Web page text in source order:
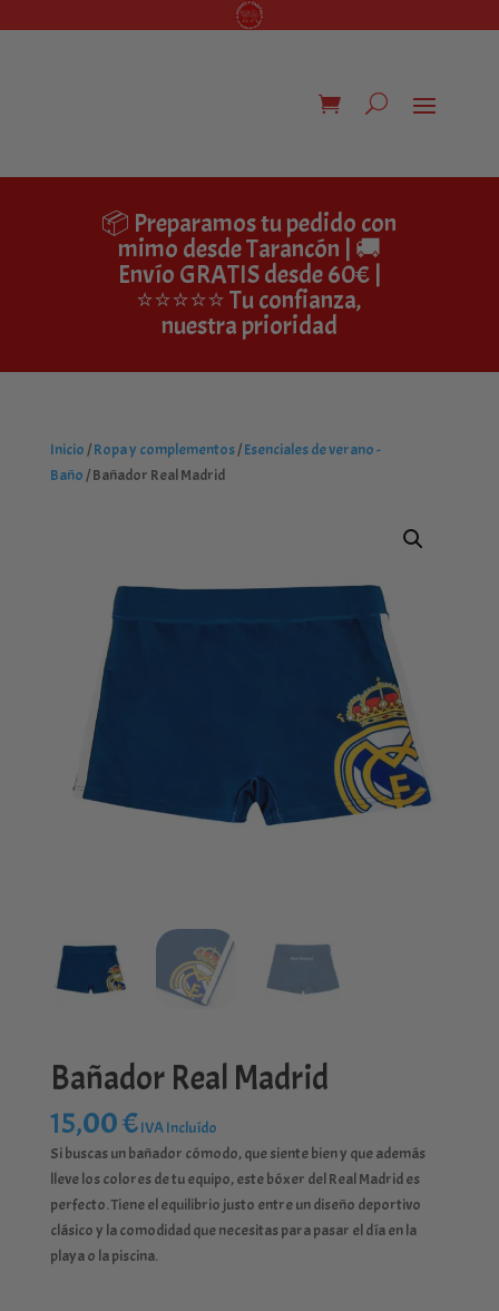
📦 Preparamos tu pedido con
mimo desde Tarancón | 🚚
Envío GRATIS desde 60€ |
⭐⭐⭐⭐⭐ Tu confianza,
nuestra prioridad
Inicio /Ropa y complementos/Esenciales de verano -
Baño / Bañador Real Madrid
Bañador Real Madrid
15,00€IVA Incluído
Si buscas un bañador cómodo, que siente bien y que además
lleve los colores de tu equipo, este bóxer del Real Madrid es
perfecto. Tiene el equilibrio justo entre un diseño deportivo
clásico y la comodidad que necesitas para pasar el día en la
playa o la piscina.